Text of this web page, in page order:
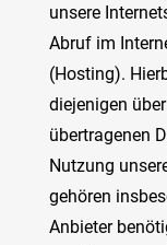
unsere
Abruf im
(Hosting).
diejenigen
übertragenen
Nutzung
gehören
Anbieter